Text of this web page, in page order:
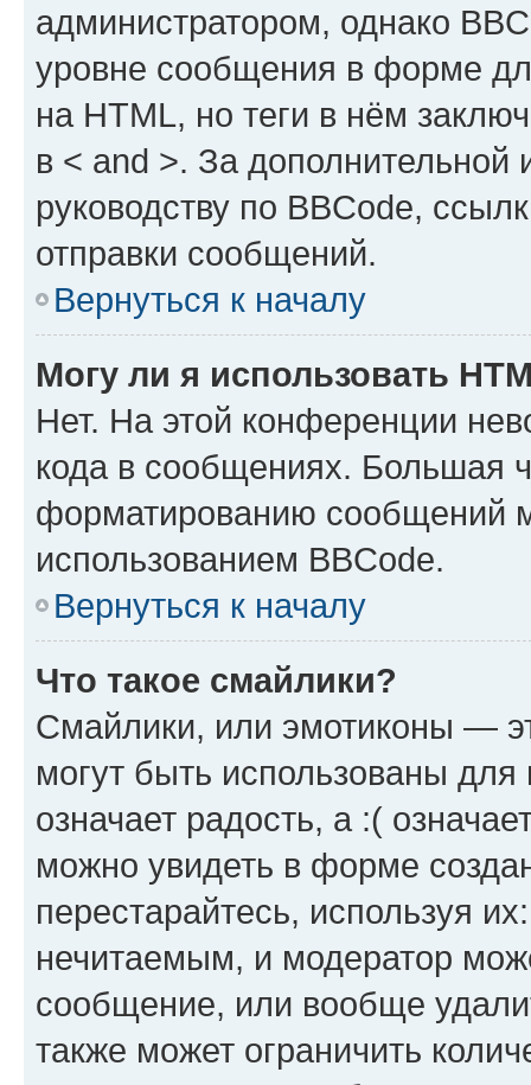
администратором, однако
уровне сообщения в форме
на HTML, но теги в нём
в < and >. За
руководству по BBCode,
отправки сообщений.
Вернуться к началу
Могу ли я использовать
Нет. На этой конференции
кода в сообщениях. Большая
форматированию сообщений
использованием BBCode.
Вернуться к началу
Что такое смайлики?
Смайлики, или эмотиконы —
могут быть использованы
означает радость, а :(
можно увидеть в форме
перестарайтесь, используя
нечитаемым, и модератор
сообщение, или вообще
также может ограничить